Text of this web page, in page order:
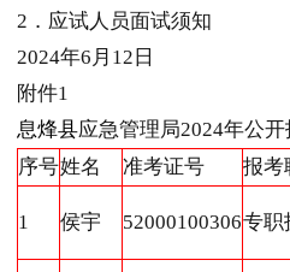
2．应试人员面试须知
2024年6月12日
附件1
息烽县应急管理局2024年公
序号姓名 准考证号 报考
1 侯宇 52000100306专职